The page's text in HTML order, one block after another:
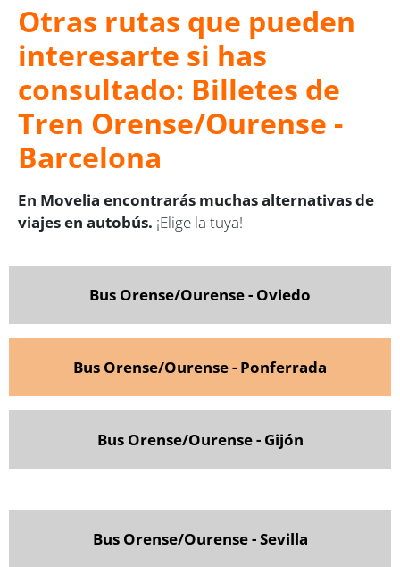
Otras rutas que pueden
interesarte si has
consultado: Billetes de
Tren Orense/Ourense -
Barcelona
En Movelia encontrarás muchas alternativas de
viajes en autobús. ¡Elige la tuya!
Bus Orense/Ourense - Oviedo
Bus Orense/Ourense - Ponferrada
Bus Orense/Ourense - Gijón
Bus Orense/Ourense - Sevilla